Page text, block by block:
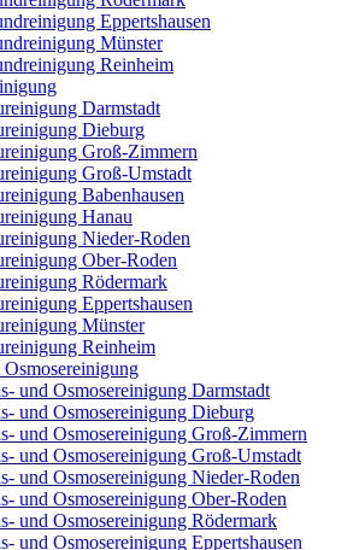
Eppertshausen
Münster
Reinheim
Darmstadt
Dieburg
Groß-Zimmern
Groß-Umstadt
Babenhausen
Hanau
Nieder-Roden
Ober-Roden
Rödermark
Eppertshausen
Münster
Reinheim
und Osmosereinigung Darmstadt
und Osmosereinigung Dieburg
und Osmosereinigung Groß-Zimmern
und Osmosereinigung Groß-Umstadt
und Osmosereinigung Nieder-Roden
und Osmosereinigung Ober-Roden
und Osmosereinigung Rödermark
und Osmosereinigung Eppertshausen